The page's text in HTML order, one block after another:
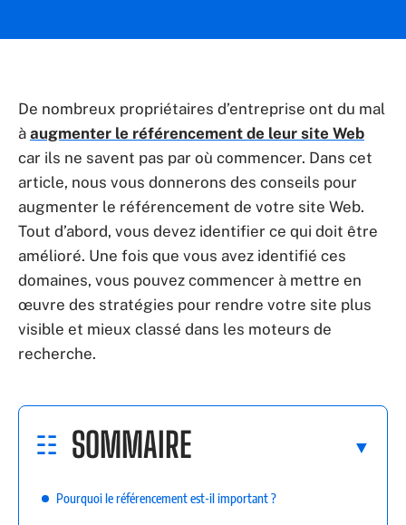
De nombreux propriétaires d’entreprise ont du mal
à augmenter le référencement de leur site Web
car ils ne savent pas par où commencer. Dans cet
article, nous vous donnerons des conseils pour
augmenter le référencement de votre site Web.
Tout d’abord, vous devez identifier ce qui doit être
amélioré. Une fois que vous avez identifié ces
domaines, vous pouvez commencer à mettre en
œuvre des stratégies pour rendre votre site plus
visible et mieux classé dans les moteurs de
recherche.
SOMMAIRE
Pourquoi le référencement est-il important ?